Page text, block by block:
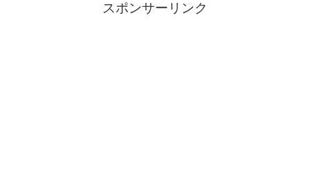
スポンサーリンク